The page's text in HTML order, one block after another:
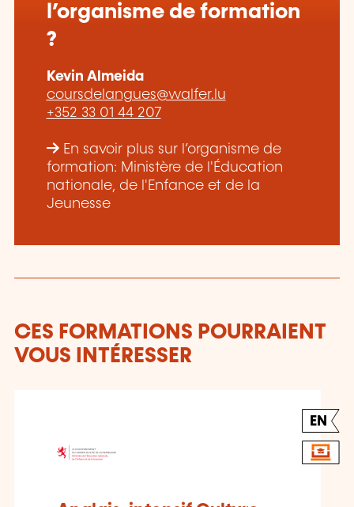
l’organisme de formation
?
Kevin Almeida
coursdelangues@walfer.lu
+352 33 01 44 207
En savoir plus sur l’organisme de
formation: Ministère de l'Éducation
nationale, de l'Enfance et de la
Jeunesse
CES FORMATIONS POURRAIENT
VOUS INTÉRESSER
EN